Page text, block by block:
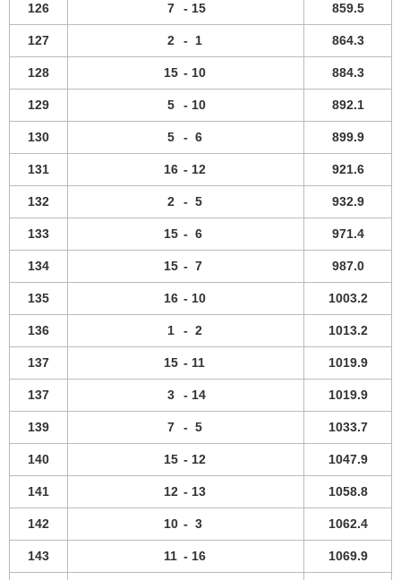
126 7 - 15 859.5
127 2 - 1 864.3
128 15 - 10 884.3
129 5 - 10 892.1
130 5 - 6 899.9
131 16 - 12 921.6
132 2 - 5 932.9
133 15 - 6 971.4
134 15 - 7 987.0
135 16 - 10 1003.2
136 1 - 2 1013.2
137 15 - 11 1019.9
137 3 - 14 1019.9
139 7 - 5 1033.7
140 15 - 12 1047.9
141 12 - 13 1058.8
142 10 - 3 1062.4
143 11 - 16 1069.9